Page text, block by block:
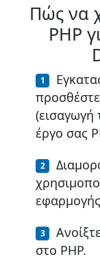
Πώς να
PHP
(εισαγωγή
έργο σας
στο PHP.